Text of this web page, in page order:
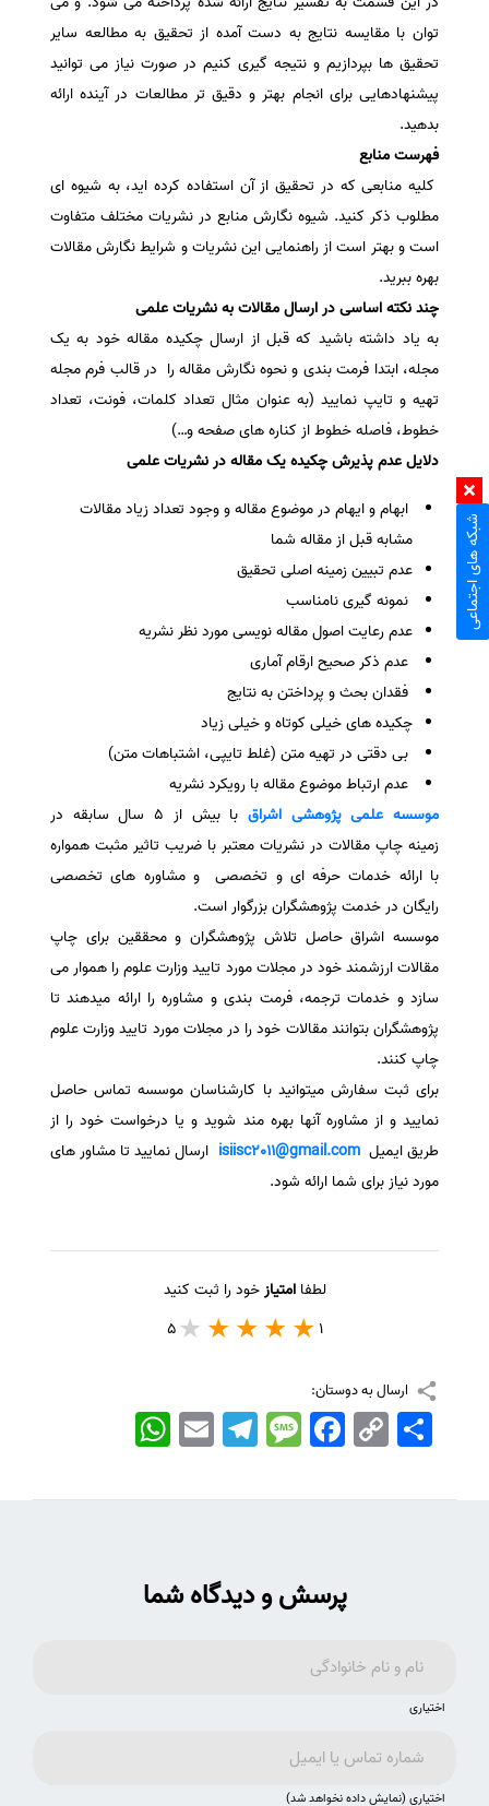
توان با مقایسه نتایج به دست آمده از تحقیق به مطالعه سایر
تحقیق ها بپردازیم و نتیجه گیری کنیم در صورت نیاز می توانید
پیشنهادهایی برای انجام بهتر و دقیق تر مطالعات در آینده ارائه
بدهید.
فهرست منابع
کلیه منابعی که در تحقیق از آن استفاده کرده اید، به شیوه ای
مطلوب ذکر کنید. شیوه نگارش منابع در نشریات مختلف متفاوت
است و بهتر است از راهنمایی این نشریات و شرایط نگارش مقالات
بهره ببرید.
چند نکته اساسی در ارسال مقالات به نشریات علمی
به یاد داشته باشید که قبل از ارسال چکیده مقاله خود به یک
مجله، ابتدا فرمت بندی و نحوه نگارش مقاله را در قالب فرم مجله
تهیه و تایپ نمایید (به عنوان مثال تعداد کلمات، فونت، تعداد
خطوط، فاصله خطوط از کناره های صفحه و…)
دلایل عدم پذیرش چکیده یک مقاله در نشریات علمی
ابهام و ایهام در موضوع مقاله و وجود تعداد زیاد مقالات
مشابه قبل از مقاله شما
عدم تبیین زمینه اصلی تحقیق
نمونه گیری نامناسب
عدم رعایت اصول مقاله نویسی مورد نظر نشریه
عدم ذکر صحیح ارقام آماری
فقدان بحث و پرداختن به نتایج
چکیده های خیلی کوتاه و خیلی زیاد
بی دقتی در تهیه متن (غلط تایپی، اشتباهات متن)
عدم ارتباط موضوع مقاله با رویکرد نشریه
موسسه علمی پژوهشی اشراق
با بیش از 5 سال سابقه در
زمینه چاپ مقالات در نشریات معتبر با ضریب تاثیر مثبت همواره
با ارائه خدمات حرفه ای و تخصصی و مشاوره های تخصصی
رایگان در خدمت پژوهشگران بزرگوار است.
موسسه اشراق حاصل تلاش پژوهشگران و محققین برای چاپ
مقالات ارزشمند خود در مجلات مورد تایید وزارت علوم را هموار می
سازد و خدمات ترجمه، فرمت بندی و مشاوره را ارائه میدهند تا
پژوهشگران بتوانند مقالات خود را در مجلات مورد تایید وزارت علوم
چاپ کنند.
برای ثبت سفارش میتوانید با کارشناسان موسسه تماس حاصل
نمایید و از مشاوره آنها بهره مند شوید و یا درخواست خود را از
طریق ایمیلisiisc2011@gmail.com ارسال نمایید تا مشاور های
مورد نیاز برای شما ارائه شود.
لطفاامتیازخود را ثبت کنید
1
5
ارسال به دوستان:
WhatsApp EmailTelegramMessageFacebook Copy
Link
اشتراک
پرسش و دیدگاه شما
اختیاری
اختیاری (نمایش داده نخواهد شد)
شبکه های اجتماعی